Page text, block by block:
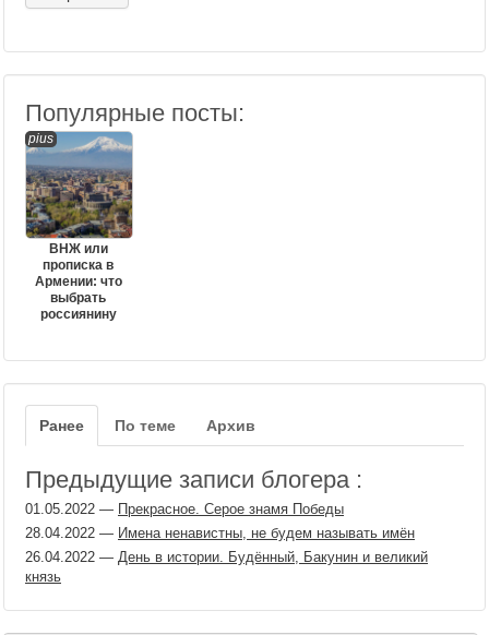
Популярные посты:
pius
ВНЖ или
прописка в
Армении: что
выбрать
россиянину
Ранее По теме Архив
Предыдущие записи блогера :
01.05.2022 — Прекрасное. Серое знамя Победы
28.04.2022 — Имена ненавистны, не будем называть имён
26.04.2022 — День в истории. Будённый, Бакунин и великий
князь